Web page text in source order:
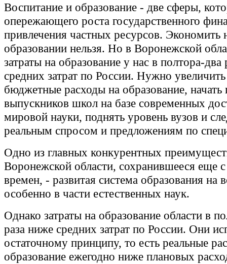
Воспитание и образование - две сферы,
опережающего роста государственного
привлечения частных ресурсов. Экономить
образовании нельзя. Но в Воронежской
затраты на образование у нас в полтора-два
средних затрат по России. Нужно увеличить
бюджетные расходы на образование, начать
выпускников школ на базе современных
мировой науки, поднять уровень вузов и
реальным спросом и предложениям по
Одно из главных конкурентных
Воронежской области, сохранившееся еще с
времен, - развитая система образования на
особенно в части естественных наук.
Однако затраты на образование области в
раза ниже средних затрат по России. Они
остаточному принципу, то есть реальные
образование ежегодно ниже плановых